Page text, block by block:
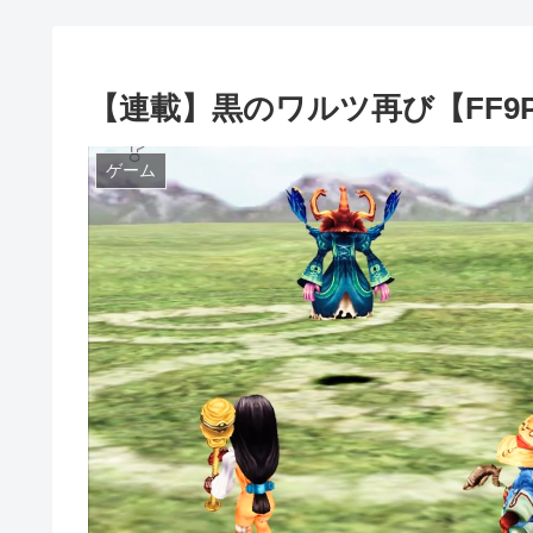
【連載】黒のワルツ再び【
ゲーム